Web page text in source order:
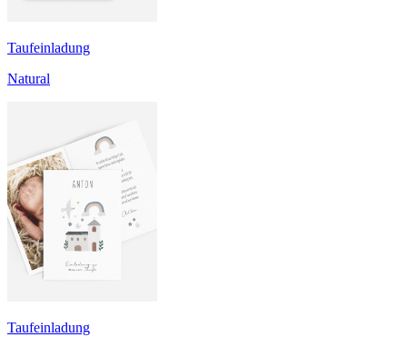
Taufeinladung
Natural
Taufeinladung